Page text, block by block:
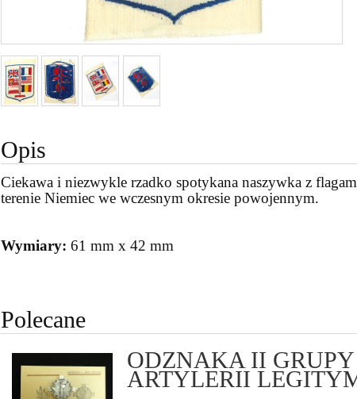
Opis
Ciekawa i niezwykle rzadko spotykana naszywka z
terenie Niemiec we wczesnym okresie powojennym.
Wymiary: 61 mm x 42 mm
Polecane
ODZNAKA II GRUPY
ARTYLERII